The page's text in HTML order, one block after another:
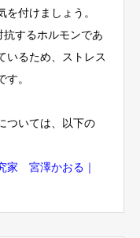
付けましょう。
するホルモンであ
いるため、ストレス
。
ついては、以下の
家 宮澤かおる｜